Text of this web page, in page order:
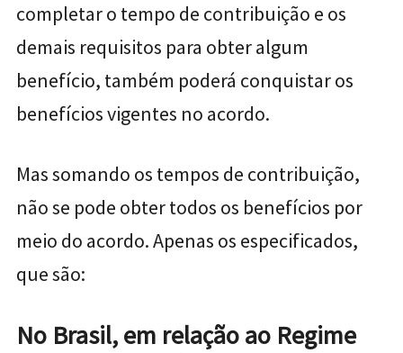
completar o tempo de contribuição e os
demais requisitos para obter algum
benefício, também poderá conquistar os
benefícios vigentes no acordo.
Mas somando os tempos de contribuição,
não se pode obter todos os benefícios por
meio do acordo. Apenas os especificados,
que são:
No Brasil, em relação ao Regime